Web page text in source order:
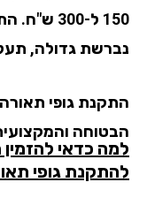
150 ל-300 ש"ח.
גדולה, תעלה בין 500 ל-1000
גופי תאורה על
והמקצועית
כדאי להזמין
גופי תאורה?